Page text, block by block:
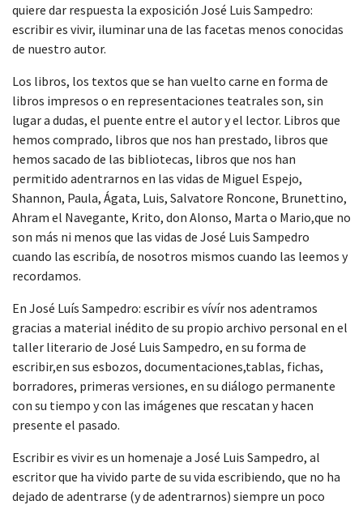
quiere dar respuesta la exposición José Luis Sampedro:
escribir es vivir, iluminar una de las facetas menos conocidas
de nuestro autor.
Los libros, los textos que se han vuelto carne en forma de
libros impresos o en representaciones teatrales son, sin
lugar a dudas, el puente entre el autor y el lector. Libros que
hemos comprado, libros que nos han prestado, libros que
hemos sacado de las bibliotecas, libros que nos han
permitido adentrarnos en las vidas de Miguel Espejo,
Shannon, Paula, Ágata, Luis, Salvatore Roncone, Brunettino,
Ahram el Navegante, Krito, don Alonso, Marta o Mario,que no
son más ni menos que las vidas de José Luis Sampedro
cuando las escribía, de nosotros mismos cuando las leemos y
recordamos.
En José Luís Sampedro: escribir es vívír nos adentramos
gracias a material inédito de su propio archivo personal en el
taller literario de José Luis Sampedro, en su forma de
escribir,en sus esbozos, documentaciones,tablas, fichas,
borradores, primeras versiones, en su diálogo permanente
con su tiempo y con las imágenes que rescatan y hacen
presente el pasado.
Escribir es vivir es un homenaje a José Luis Sampedro, al
escritor que ha vivido parte de su vida escribiendo, que no ha
dejado de adentrarse (y de adentrarnos) siempre un poco